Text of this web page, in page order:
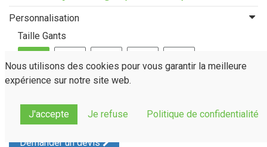
Personnalisation
Taille Gants
Demander un devis
Nous utilisons des cookies pour vous garantir la meilleure
expérience sur notre site web.
J'accepte Je refuse Politique de confidentialité